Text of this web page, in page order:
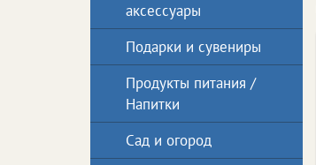
аксессуары
Подарки и сувениры
Продукты питания /
Напитки
Сад и огород